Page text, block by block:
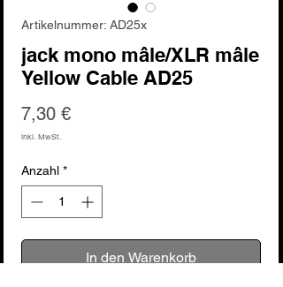
Artikelnummer: AD25x
jack mono mâle/XLR mâle
Yellow Cable AD25
7,30 €Preis
inkl. MwSt.
Anzahl *
In den Warenkorb